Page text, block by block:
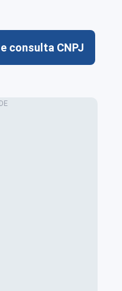
consulta CNPJ